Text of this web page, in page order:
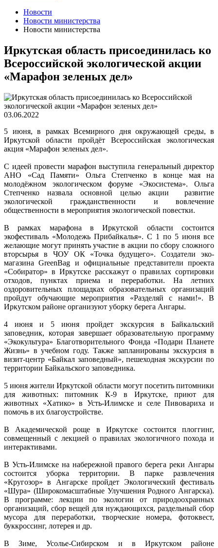
Новости
Новости министерства
Новости министерства
Иркутская область присоединилась ко
Всероссийской экологической акции
«Марафон зеленых дел»
03.06.2022
5 июня, в рамках Всемирного дня окружающей среды, в
Иркутской области пройдёт Всероссийская экологическая
акция «Марафон зеленых дел».
С идеей провести марафон выступила генеральный директор
АНО «Сад Памяти» Ольга Степченко в конце мая на
молодёжном экологическом форуме «Экосистема». Ольга
Степченко назвала основной целью акции развитие
экологической гражданственности и вовлечение
общественности в мероприятия экологической повестки.
В рамках марафона в Иркутской области состоится
экофестиваль «Молодежь Прибайкалья». С 1 по 5 июня все
желающие могут принять участие в акции по сбору сложного
вторсырья в ЧОУ ОК «Точка будущего». Создатели эко-
магазина GreenBag и официальные представители проекта
«Собиратор» в Иркутске расскажут о правилах сортировки
отходов, пунктах приема и переработки. На летних
оздоровительных площадках образовательных организаций
пройдут обучающие мероприятия «Разделяй с нами!». В
Иркутском районе организуют уборку берега Ангары.
4 июня и 5 июня пройдет экскурсия в Байкальский
заповедник, которая завершает образовательную программу
«Экокультура» Благотворительного Фонда «Подари Планете
Жизнь» в учебном году. Также запланированы экскурсия в
визит-центр «Байкал заповедный», пешеходная экскурсии по
территории Байкальского заповедника.
5 июня жители Иркутской области могут посетить питомники
для животных: питомник К-9 в Иркутске, приют для
животных «Хатико» в Усть-Илимске и селе Пивовариха и
помочь в их благоустройстве.
В Академической роще в Иркутске состоится плоггинг,
совмещенный с лекцией о правилах экологичного похода и
интерактивами.
В Усть-Илимске на набережной правого берега реки Ангары
состоится уборка территории. В парке развлечения
«Кругозор» в Ангарске пройдет Экологический фестиваль
«Шура» (Широкомасштабные Улучшения Родного Ангарска).
В программе: лекции по экологии от природоохранных
организаций, сбор вещей для нуждающихся, раздельный сбор
мусора для переработки, творческие номера, фотоквест,
буккроссинг, лотерея и др.
В Зиме, Усолье-Сибирском и в Иркутском районе